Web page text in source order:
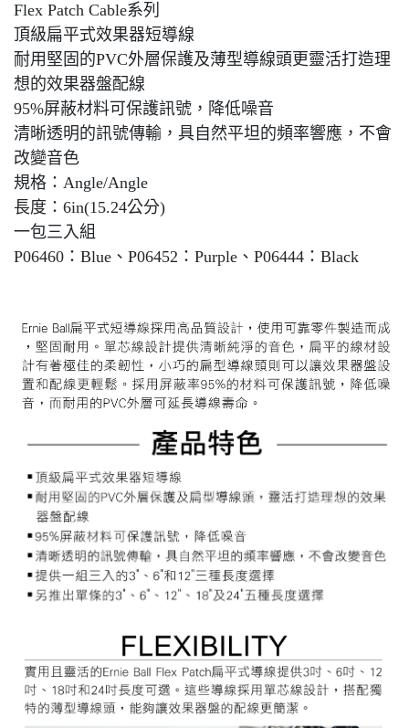
Flex Patch Cable系列
頂級扁平式效果器短導線
耐用堅固的PVC外層保護及薄型導線頭更靈活打造理
想的效果器盤配線
95%屏蔽材料可保護訊號，降低噪音
清晰透明的訊號傳輸，具自然平坦的頻率響應，不會
改變音色
規格：Angle/Angle
長度：6in(15.24公分)
一包三入組
P06460：Blue、P06452：Purple、P06444：Black